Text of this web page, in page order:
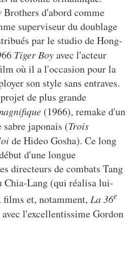
Brothers d'abord comme
superviseur du doublage
par le studio de Hong-
Tiger Boyavec l'acteur
où il a l'occasion pour la
son style sans entraves.
de plus grande
(1966), remake d'un
japonais (Trois
de Hideo Gosha). Ce long
d'une longue
directeurs de combats Tang
Chia-Lang (qui réalisa lui-
films et, notamment, La 36e
avec l'excellentissime Gordon